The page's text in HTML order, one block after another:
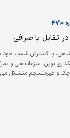
در تقابل با صرافی
با گسترش شعب خود در
نوین، سازماندهـی و
و غیرمنسجم متشـکل